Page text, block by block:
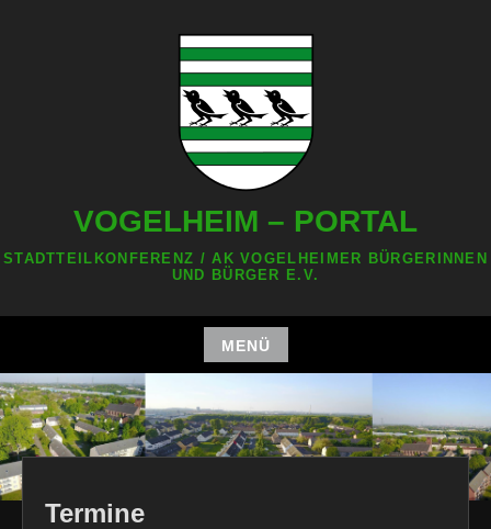
VOGELHEIM – PORTAL
STADTTEILKONFERENZ / AK VOGELHEIMER BÜRGERINNEN
UND BÜRGER E.V.
MENÜ
Zum
Inhalt
springen
Termine